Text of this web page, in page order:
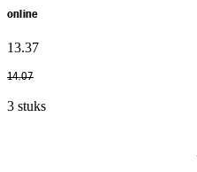
online
13.37
14.07
3 stuks